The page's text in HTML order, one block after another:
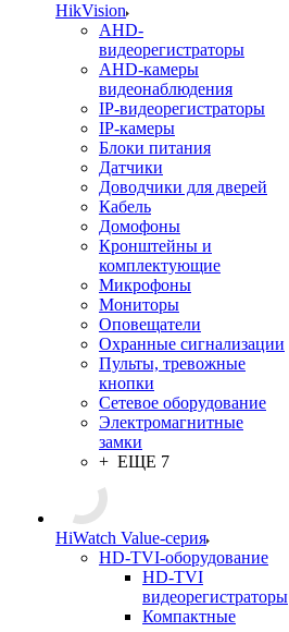
HikVision
AHD-
видеорегистраторы
AHD-камеры
видеонаблюдения
IP-видеорегистраторы
IP-камеры
Блоки питания
Датчики
Доводчики для дверей
Кабель
Домофоны
Кронштейны и
комплектующие
Микрофоны
Мониторы
Оповещатели
Охранные сигнализации
Пульты, тревожные
кнопки
Сетевое оборудование
Электромагнитные
замки
+ ЕЩЕ 7
HiWatch Value-серия
HD-TVI-оборудование
HD-TVI
видеорегистраторы
Компактные